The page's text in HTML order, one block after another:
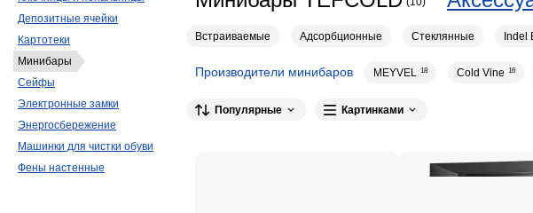
Встраиваемые Адсорбционные Стеклянные Indel
Производители минибаров MEYVEL 18 Cold Vine 16
Популярные Картинками
Депозитные ячейки
Картотеки
Минибары
Сейфы
Электронные замки
Энергосбережение
Машинки для чистки обуви
Фены настенные